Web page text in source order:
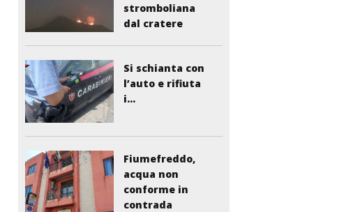
stromboliana
dal cratere
Si schianta con
l’auto e rifiuta
i...
Fiumefreddo,
acqua non
conforme in
contrada